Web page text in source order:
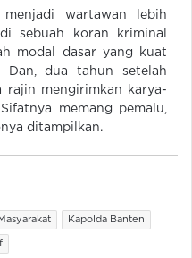
menjadi wartawan lebih
sebuah koran kriminal
modal dasar yang kuat
Dan, dua tahun setelah
rajin mengirimkan karya-
memang pemalu,
ditampilkan.
Kapolda Banten